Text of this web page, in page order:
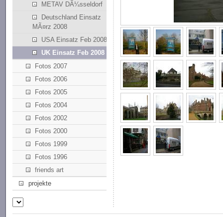
METAV DÃ¼sseldorf
Deutschland Einsatz
MÃ¤rz 2008
USA Einsatz Feb 2008
UK Einsatz Feb 2008
Fotos 2007
Fotos 2006
Fotos 2005
Fotos 2004
Fotos 2002
Fotos 2000
Fotos 1999
Fotos 1996
friends art
projekte